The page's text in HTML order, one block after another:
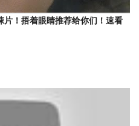
片！捂着眼睛推荐给你们！速看